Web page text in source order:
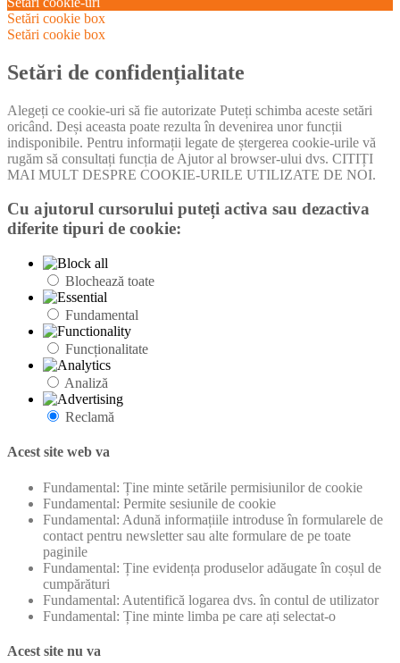
Setări cookie box
Setări cookie box
Setări de confidențialitate
Alegeți ce cookie-uri să fie autorizate Puteți schimba aceste setări
oricând. Deși aceasta poate rezulta în devenirea unor funcții
indisponibile. Pentru informații legate de ștergerea cookie-urile vă
rugăm să consultați funcția de Ajutor al browser-ului dvs. CITIȚI
MAI MULT DESPRE COOKIE-URILE UTILIZATE DE NOI.
Cu ajutorul cursorului puteți activa sau dezactiva
diferite tipuri de cookie:
Blochează toate
Fundamental
Funcționalitate
Analiză
Reclamă
Acest site web va
Fundamental: Ține minte setările permisiunilor de cookie
Fundamental: Permite sesiunile de cookie
Fundamental: Adună informațiile introduse în formularele de
contact pentru newsletter sau alte formulare de pe toate
paginile
Fundamental: Ține evidența produselor adăugate în coșul de
cumpărături
Fundamental: Autentifică logarea dvs. în contul de utilizator
Fundamental: Ține minte limba pe care ați selectat-o
Acest site nu va